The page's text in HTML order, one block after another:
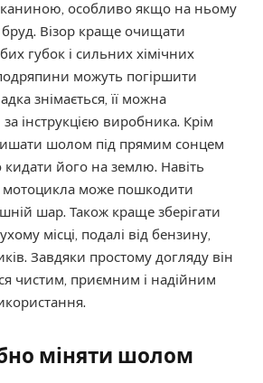
особливо якщо на ньому
Візор краще очищати
губок і сильних хімічних
можуть погіршити
знімається, її можна
інструкцією виробника. Крім
шолом під прямим сонцем
кидати його на землю. Навіть
мотоцикла може пошкодити
шар. Також краще зберігати
місці, подалі від бензину,
Завдяки простому догляду він
чистим, приємним і надійним
міняти шолом